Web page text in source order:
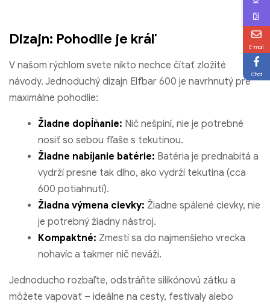
Dizajn: Pohodlie je kráľ
V našom rýchlom svete nikto nechce čítať zložité
návody. Jednoduchý dizajn Elfbar 600 je navrhnutý pre
maximálne pohodlie:
Žiadne dopĺňanie: Nič nešpiní, nie je potrebné
nosiť so sebou fľaše s tekutinou.
Žiadne nabíjanie batérie: Batéria je prednabitá a
vydrží presne tak dlho, ako vydrží tekutina (cca
600 potiahnutí).
Žiadna výmena cievky: Žiadne spálené cievky, nie
je potrebný žiadny nástroj.
Kompaktné: Zmestí sa do najmenšieho vrecka
nohavíc a takmer nič neváži.
Jednoducho rozbaľte, odstráňte silikónovú zátku a
môžete vapovať – ideálne na cesty, festivaly alebo
E-mail
Chat